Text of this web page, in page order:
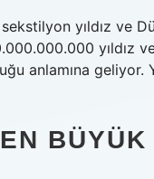
yıldız ve
yıldız ve
anlamına geliyor.
BÜYÜK